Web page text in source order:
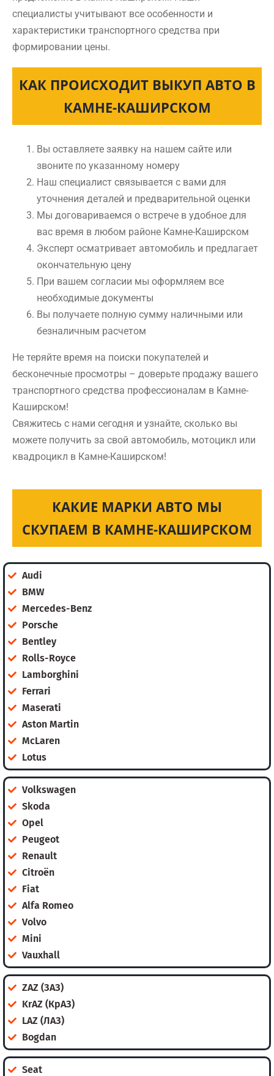
специалисты учитывают все особенности и
характеристики транспортного средства при
формировании цены.
КАК ПРОИСХОДИТ ВЫКУП АВТО В
КАМНЕ-КАШИРСКОМ
Вы оставляете заявку на нашем сайте или
звоните по указанному номеру
Наш специалист связывается с вами для
уточнения деталей и предварительной оценки
Мы договариваемся о встрече в удобное для
вас время в любом районе Камне-Каширском
Эксперт осматривает автомобиль и предлагает
окончательную цену
При вашем согласии мы оформляем все
необходимые документы
Вы получаете полную сумму наличными или
безналичным расчетом
Не теряйте время на поиски покупателей и
бесконечные просмотры – доверьте продажу вашего
транспортного средства профессионалам в Камне-
Каширском!
Свяжитесь с нами сегодня и узнайте, сколько вы
можете получить за свой автомобиль, мотоцикл или
квадроцикл в Камне-Каширском!
КАКИЕ МАРКИ АВТО МЫ
СКУПАЕМ В КАМНЕ-КАШИРСКОМ
Audi
BMW
Mercedes-Benz
Porsche
Bentley
Rolls-Royce
Lamborghini
Ferrari
Maserati
Aston Martin
McLaren
Lotus
Volkswagen
Skoda
Opel
Peugeot
Renault
Citroën
Fiat
Alfa Romeo
Volvo
Mini
Vauxhall
ZAZ (ЗАЗ)
KrAZ (КрАЗ)
LAZ (ЛАЗ)
Bogdan
Seat